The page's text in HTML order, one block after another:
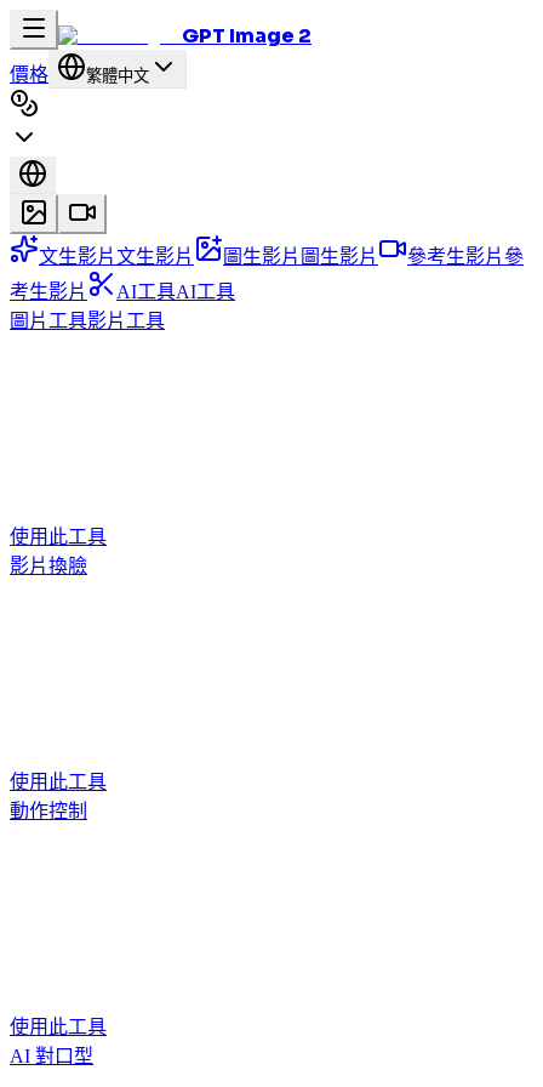
GPT Image 2
價格 繁體中文
文生影片文生影片 圖生影片 圖生影片 參考生影片參
考生影片
AI工具AI工具
圖片工具影片工具
使用此工具
影片換臉
使用此工具
動作控制
使用此工具
AI 對口型